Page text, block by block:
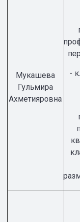
Мукашева
Гульмира
Ахметияровна
-